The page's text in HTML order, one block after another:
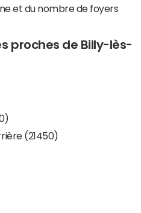
et du nombre de foyers
proches de Billy-lès-
(21450)